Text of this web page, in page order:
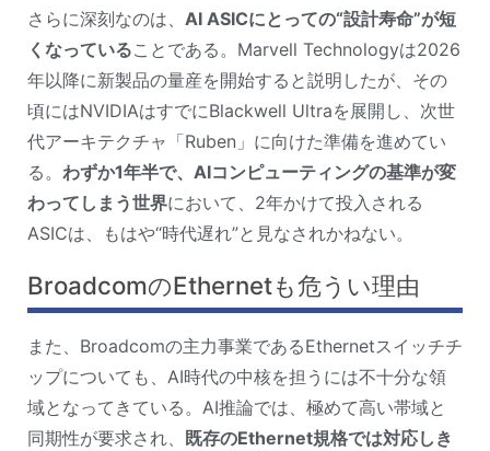
さらに深刻なのは、 AI ASICにとっての“設計寿命”が短
くなっていることである。Marvell Technologyは2026
年以降に新製品の量産を開始すると説明したが、その
頃にはNVIDIAはすでにBlackwell Ultraを展開し、次世
代アーキテクチャ「Ruben」に向けた準備を進めてい
る。 わずか1年半で、AIコンピューティングの基準が変
わってしまう世界において、2年かけて投入される
ASICは、もはや“時代遅れ”と見なされかねない。
BroadcomのEthernetも危うい理由
また、Broadcomの主力事業であるEthernetスイッチチ
ップについても、AI時代の中核を担うには不十分な領
域となってきている。AI推論では、極めて高い帯域と
同期性が要求され、
既存のEthernet規格では対応しき